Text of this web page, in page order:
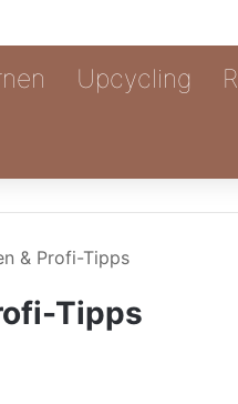
Upcycling
& Profi-Tipps
Tipps